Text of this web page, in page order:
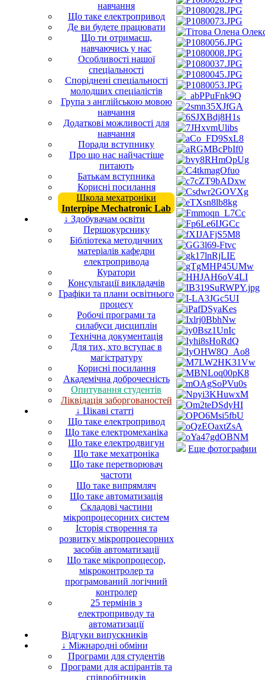
навчання
Що таке електропривод
Де ви будете працювати
Що ти отримаєш,
навчаючись у нас
Особливості нашої
спеціальності
Споріднені спеціальності
молодших спеціалістів
Група з англійською мовою
навчання
Додаткові можливості для
навчання
Поради вступнику
Про що нас найчастіше
питають
Батькам вступника
Корисні посилання
Школа мехатроніки
Interpipe Mechatronic Lab
↓ Здобувачам освіти
Першокурснику
Бібліотека методичних
матеріалів кафедри
електропривода
Куратори
Консультації викладачів
Графіки та плани освітнього
процесу
Робочі програми та
силабуси дисциплін
Технічна документація
Для тих, хто вступає в
магістратуру
Корисні посилання
Академічна доброчесність
Опитування студентів
Ліквідація заборгованостей
↓ Цікаві статті
Що таке електропривод
Що таке електромеханіка
Що таке електродвигун
Що таке мехатроніка
Що таке перетворювач
частоти
Що таке випрямляч
Що таке автоматизація
Складові частини
мікропроцесорних систем
Історія створення та
розвитку мікропроцесорних
засобів автоматизації
Що таке мікропроцесор,
мікроконтролер та
програмований логічний
контролер
25 термінів з
електроприводу та
автоматизації
Відгуки випускників
↓ Міжнародні обміни
Програми для студентів
Програми для аспірантів та
співробітників
Еще фотографии